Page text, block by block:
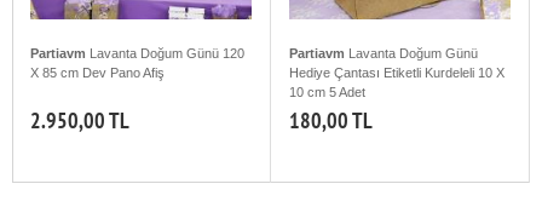
Partiavm Lavanta Doğum Günü 120
X 85 cm Dev Pano Afiş
2.950,00 TL
Partiavm Lavanta Doğum Günü
Hediye Çantası Etiketli Kurdeleli 10 X
10 cm 5 Adet
180,00 TL